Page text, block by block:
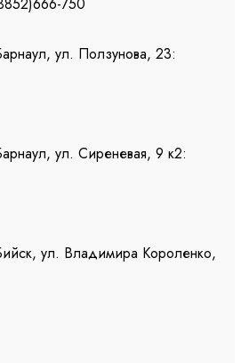
750
ул. Ползунова, 23:
ул. Сиреневая, 9 к2:
ул. Владимира Короленко,